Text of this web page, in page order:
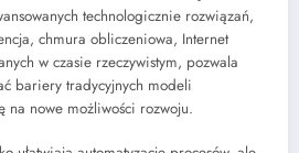
technologicznie rozwiązań,
chmura obliczeniowa, Internet
w czasie rzeczywistym, pozwala
bariery tradycyjnych modeli
na nowe możliwości rozwoju.